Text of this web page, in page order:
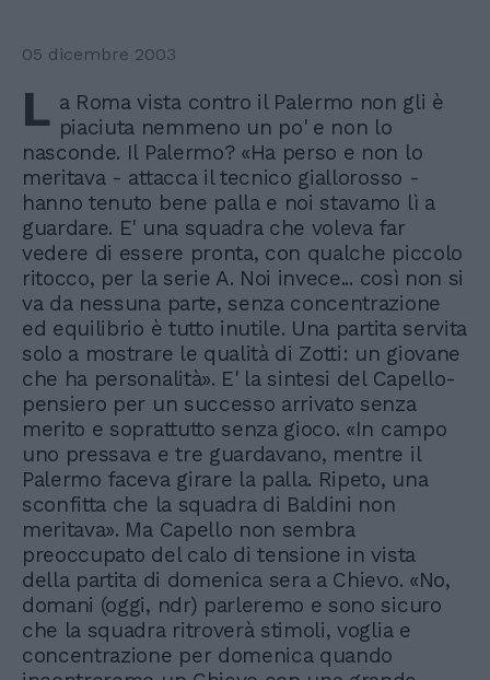
05 dicembre 2003
L a Roma vista contro il Palermo non gli è
piaciuta nemmeno un po' e non lo
nasconde. Il Palermo? «Ha perso e non lo
meritava - attacca il tecnico giallorosso -
hanno tenuto bene palla e noi stavamo lì a
guardare. E' una squadra che voleva far
vedere di essere pronta, con qualche piccolo
ritocco, per la serie A. Noi invece... così non si
va da nessuna parte, senza concentrazione
ed equilibrio è tutto inutile. Una partita servita
solo a mostrare le qualità di Zotti: un giovane
che ha personalità». E' la sintesi del Capello-
pensiero per un successo arrivato senza
merito e soprattutto senza gioco. «In campo
uno pressava e tre guardavano, mentre il
Palermo faceva girare la palla. Ripeto, una
sconfitta che la squadra di Baldini non
meritava». Ma Capello non sembra
preoccupato del calo di tensione in vista
della partita di domenica sera a Chievo. «No,
domani (oggi, ndr) parleremo e sono sicuro
che la squadra ritroverà stimoli, voglia e
concentrazione per domenica quando